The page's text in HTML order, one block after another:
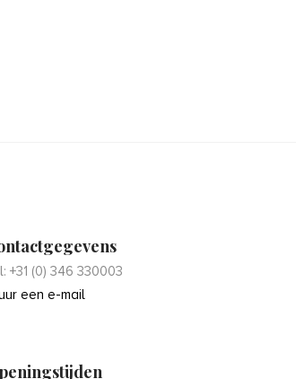
+31 (0) 346 330003
een e-mail